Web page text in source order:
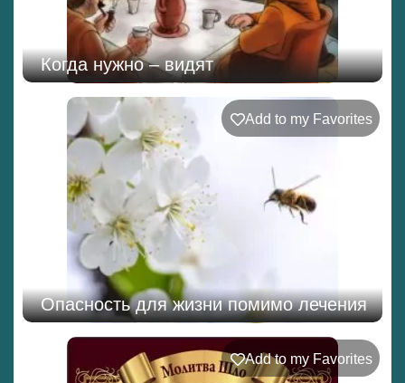
Когда нужно – видят
Add to my Favorites
Опасность для жизни помимо лечения
Add to my Favorites